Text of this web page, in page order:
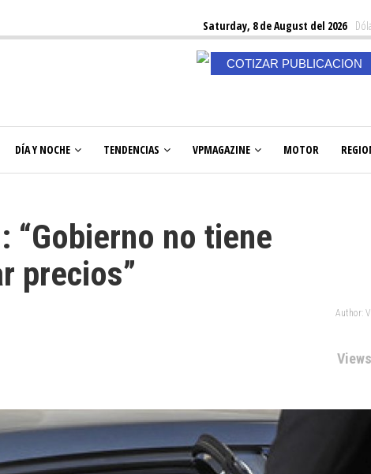
Saturday, 8 de August del 2026
COTIZAR PUBLICACION
DÍA Y NOCHE TENDENCIAS VPMAGAZINE MOTOR
“Gobierno no tiene
precios”
Author: